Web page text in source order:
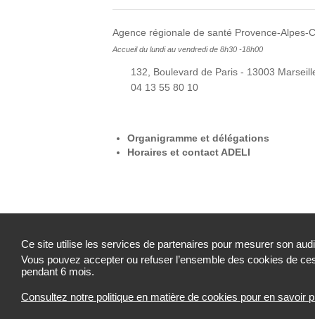
Ce site utilise les services de partenaires pour mesurer son
Vous pouvez accepter ou refuser l’ensemble des cookies de
pendant 6 mois.
Consultez notre politique en matière de cookies pour en savoir
Agence régionale de santé Provence-Alpes-
Accueil du lundi au vendredi de 8h30 -18h00
132, Boulevard de Paris - 13003
04 13 55 80 10
Organigramme et délégations
Horaires et contact ADELI
Mentions légales Contact Plan de site